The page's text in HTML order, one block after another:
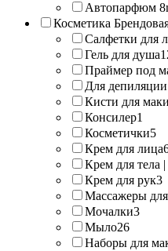
Автопарфюм
Косметика
Салфетки для
Гель для душа
Праймер под
Для депиляции
Кисти для
Консилер1
Косметички5
Крем для лица
Крем для тела
Крем для рук3
Массажеры
Мочалки3
Мыло26
Наборы для